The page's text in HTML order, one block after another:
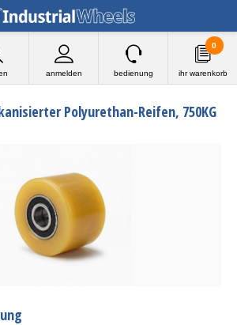
anmelden bedienung ihr warenkorb
0
Polyurethan-Reifen, 750KG